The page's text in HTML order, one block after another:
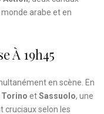
arabe et en
À 19h45
en scène. En
Torino etSassuolo, une
cruciaux selon les